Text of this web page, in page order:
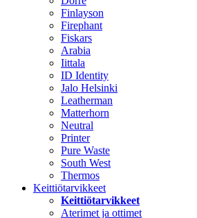
Finlayson
Firephant
Fiskars
Arabia
Iittala
ID Identity
Jalo Helsinki
Leatherman
Matterhorn
Neutral
Printer
Pure Waste
South West
Thermos
Keittiötarvikkeet
Keittiötarvikkeet
Aterimet ja ottimet